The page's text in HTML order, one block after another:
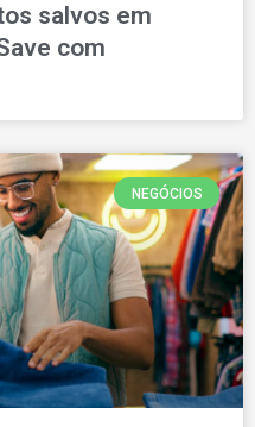
salvos em
com
NEGÓCIOS